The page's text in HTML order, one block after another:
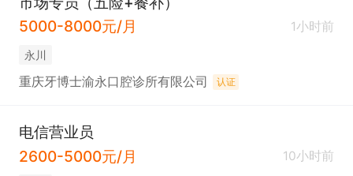
5000-8000元/月
1小时前
永川
重庆牙博士渝永口腔诊所有限公司 认证
电信营业员
2600-5000元/月
10小时前